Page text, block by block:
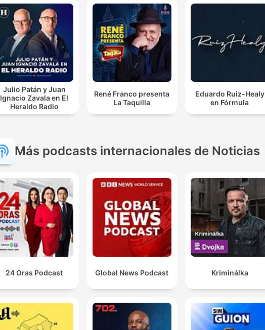
Julio Patán y Juan
Ignacio Zavala en El
Heraldo Radio
René Franco presenta
La Taquilla
Eduardo Ruiz-Healy
en Fórmula
Más podcasts internacionales de Noticias
24 Oras Podcast Global News Podcast Kriminálka